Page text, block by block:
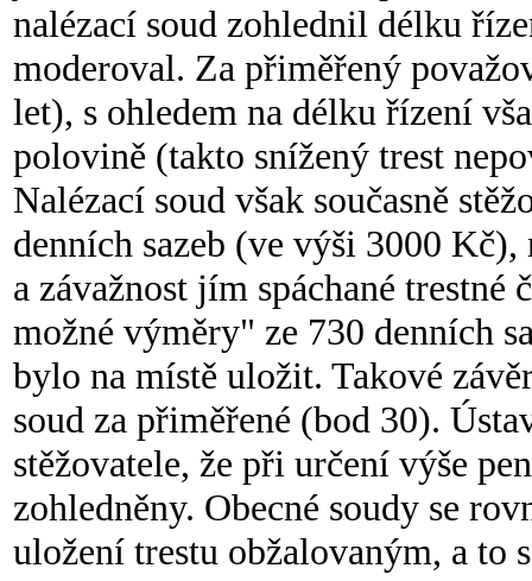
nalézací soud zohlednil délku
moderoval. Za přiměřený
let), s ohledem na délku řízení
polovině (takto snížený trest
Nalézací soud však současně
denních sazeb (ve výši 3000
a závažnost jím spáchané
možné výměry" ze 730 denních
bylo na místě uložit. Takové
soud za přiměřené (bod 30).
stěžovatele, že při určení výše
zohledněny. Obecné soudy se
uložení trestu obžalovaným, a to